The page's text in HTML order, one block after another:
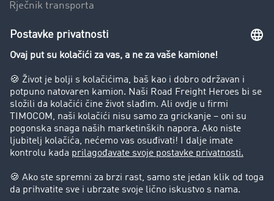
Rječnik transporta
Preduzeće
Success Stories
Korisnici preporučuju korisnike
Blog
Zabrane vožnje za kamione
Pravni